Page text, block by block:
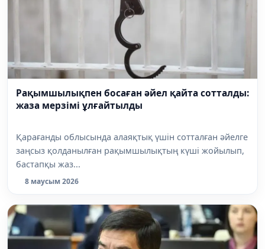
Рақымшылықпен босаған әйел қайта сотталды:
жаза мерзімі ұлғайтылды
Қарағанды облысында алаяқтық үшін сотталған әйелге
заңсыз қолданылған рақымшылықтың күші жойылып,
бастапқы жаз...
8 маусым 2026